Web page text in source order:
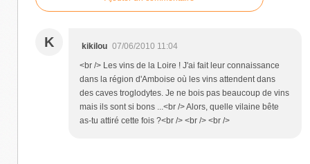
K kikilou 07/06/2010 11:04
<br /> Les vins de la Loire ! J'ai fait leur connaissance
dans la région d'Amboise où les vins attendent dans
des caves troglodytes. Je ne bois pas beaucoup de vins
mais ils sont si bons ...<br /> Alors, quelle vilaine bête
as-tu attiré cette fois ?<br /> <br /> <br />